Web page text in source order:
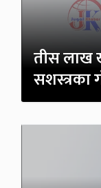
तीस लाख
सशस्त्रका